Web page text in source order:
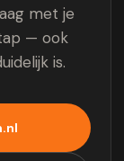
met je
— ook
is.